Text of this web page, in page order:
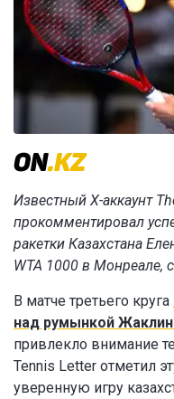
Известный X-аккаунт
прокомментировал
ракетки Казахстана
WTA 1000 в Монреале,
В матче третьего круга
над румынкой
привлекло внимание
Tennis Letter отметил
уверенную игру